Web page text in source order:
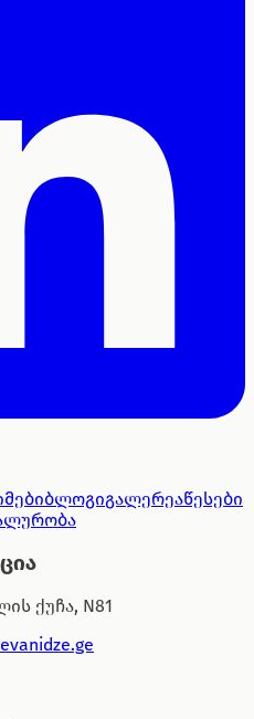
ბლოგიგალერეაწესები
ქუჩა, N81